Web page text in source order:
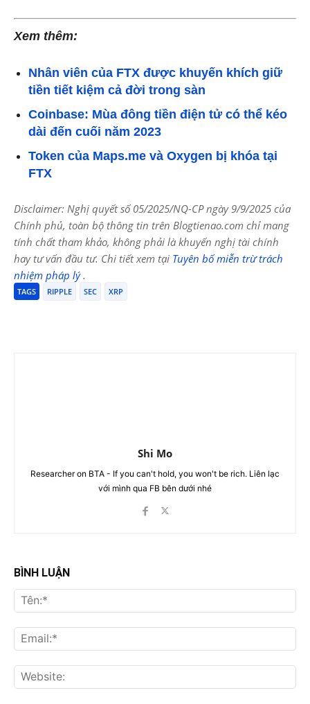
Xem thêm:
Nhân viên của FTX được khuyến khích giữ
tiền tiết kiệm cả đời trong sàn
Coinbase: Mùa đông tiền điện tử có thể kéo
dài đến cuối năm 2023
Token của Maps.me và Oxygen bị khóa tại
FTX
Disclaimer: Nghị quyết số 05/2025/NQ-CP ngày 9/9/2025 của
Chính phủ, toàn bộ thông tin trên Blogtienao.com chỉ mang
tính chất tham khảo, không phải là khuyến nghị tài chính
hay tư vấn đầu tư. Chi tiết xem tại Tuyên bố miễn trừ trách
nhiệm pháp lý.
TAGS RIPPLE SEC XRP
Shi Mo
Researcher on BTA - If you can't hold, you won't be rich. Liên lạc
với mình qua FB bên dưới nhé
BÌNH LUẬN